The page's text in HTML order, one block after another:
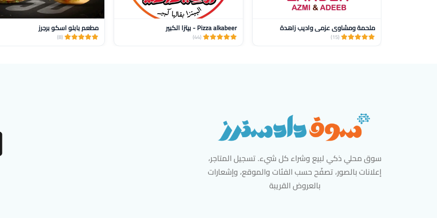
ملحمة ومشاوي عزمي واديب زاهدة
(15)
Pizza alkabeer - بيتزا الكبير
(44)
مطعم بابلو اسكو برجرز
(8)
سوق محلي ذكي لبيع وشراء كل شيء. تسجيل المتاجر،
إعلانات بالصور، تصفّح حسب الفئات والموقع، وإشعارات
بالعروض القريبة